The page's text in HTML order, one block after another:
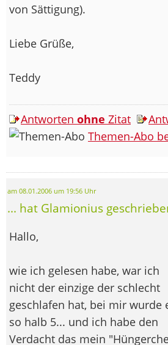
von Sättigung).
Liebe Grüße,
Teddy
Antworten ohne Zitat
Themen-Abo
am 08.01.2006 um 19:56 Uhr
... hat Glamionius
Hallo,
wie ich gelesen habe, war ich
nicht der einzige der schlecht
geschlafen hat, bei mir wurde
so halb 5... und ich habe den
Verdacht das mein